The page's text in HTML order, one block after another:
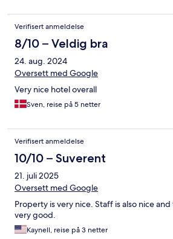
Verifisert anmeldelse
8/10 – Veldig bra
24. aug. 2024
Oversett med Google
Very nice hotel overall
Sven, reise på 5 netter
Verifisert anmeldelse
10/10 – Suverent
21. juli 2025
Oversett med Google
Property is very nice. Staff is also nice
very good.
Kaynell, reise på 3 netter